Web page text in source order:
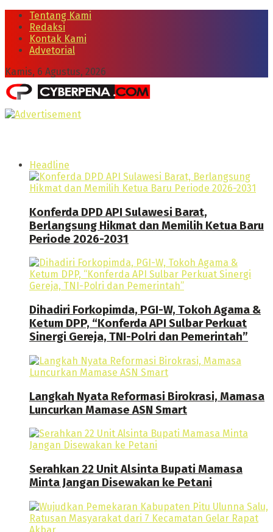
Tentang Kami
Redaksi
Kontak Kami
Advetorial
Kamis, 6 Agustus, 2026
Headline
Konferda DPD API Sulawesi Barat,
Berlangsung Hikmat dan Memilih Ketua Baru
Periode 2026-2031
Dihadiri Forkopimda, PGI-W, Tokoh Agama &
Ketum DPP, “Konferda API Sulbar Perkuat
Sinergi Gereja, TNI-Polri dan Pemerintah”
Langkah Nyata Reformasi Birokrasi, Mamasa
Luncurkan Mamase ASN Smart
Serahkan 22 Unit Alsinta Bupati Mamasa
Minta Jangan Disewakan ke Petani